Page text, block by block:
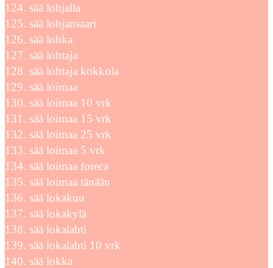
sää lohjalla
sää lohjansaari
sää lohka
sää lohtaja
sää lohtaja kokkola
sää loimaa
sää loimaa 10 vrk
sää loimaa 15 vrk
sää loimaa 25 vrk
sää loimaa 5 vrk
sää loimaa foreca
sää loimaa tänään
sää lokakuu
sää lokakylä
sää lokalahti
sää lokalahti 10 vrk
sää lokka